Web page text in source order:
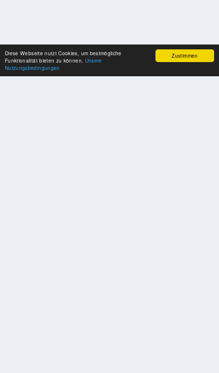
Zustimmen
Diese Webseite nutzt Cookies, um bestmögliche
Funktionalität bieten zu können. Unsere
Nutzungsbedingungen